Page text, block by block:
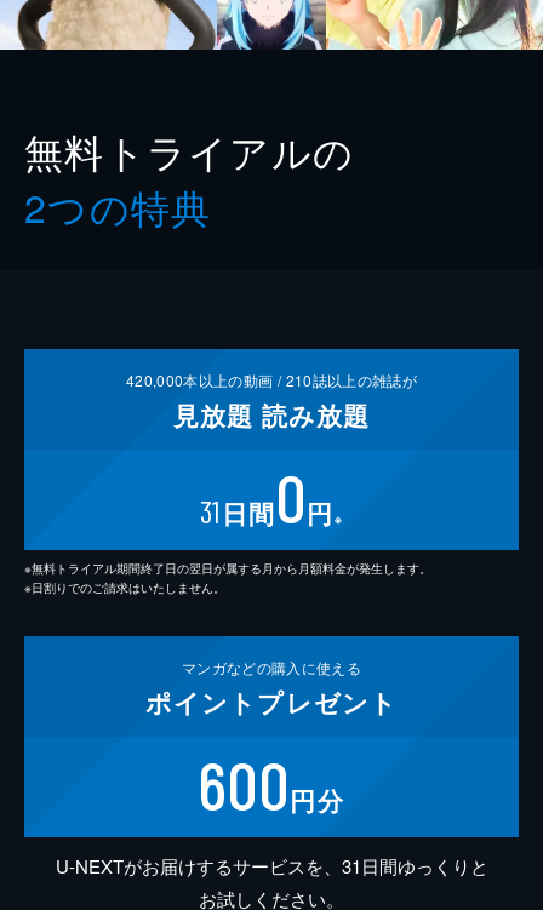
無料トライアルの
2つの特典
420,000本以上の動画 /210誌以上の雑誌が
見放題 読み放題
31 日間0円 ※
※無料トライアル期間終了日の翌日が属する月から月額料金が発生します。
※日割りでのご請求はいたしません。
マンガなどの購入に使える
ポイント プレゼント
600円分
U-NEXTがお届けするサービスを、31日間ゆっくりと
お試しください。